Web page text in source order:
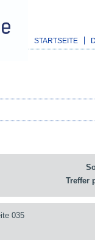
STARTSEITE
Treffer
035